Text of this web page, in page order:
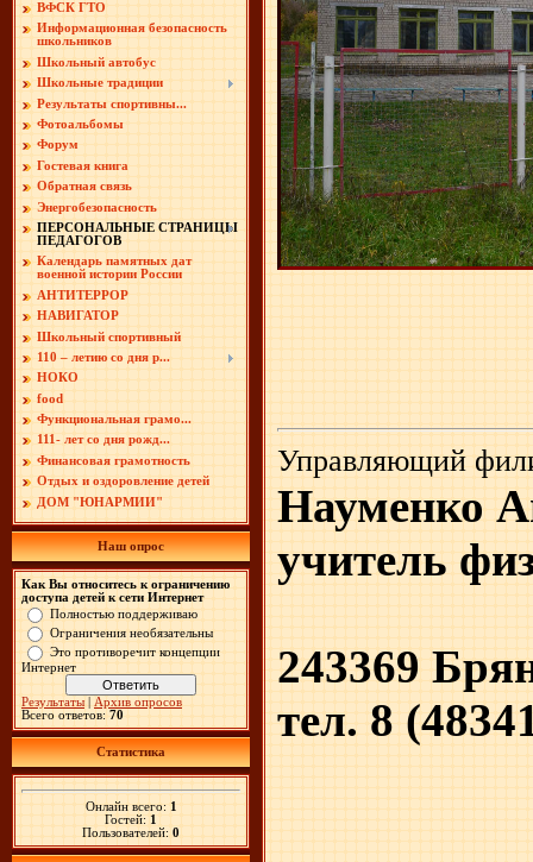
ВФСК ГТО
Информационная безопасность
школьников
Школьный автобус
Школьные традиции
Результаты спортивны...
Фотоальбомы
Форум
Гостевая книга
Обратная связь
Энергобезопасность
ПЕРСОНАЛЬНЫЕ СТРАНИЦЫ
ПЕДАГОГОВ
Календарь памятных дат
военной истории России
АНТИТЕРРОР
НАВИГАТОР
Школьный спортивный
110 – летию со дня р...
НОКО
food
Функциональная грамо...
111- лет со дня рожд...
Финансовая грамотность
Отдых и оздоровление детей
ДОМ "ЮНАРМИИ"
Наш опрос
Как Вы относитесь к ограничению
доступа детей к сети Интернет
Полностью поддерживаю
Ограничения необязательны
Это противоречит концепции
Интернет
Результаты
Архив опросов
Всего ответов: 70
Статистика
Онлайн всего: 1
Гостей: 1
Пользователей: 0
Управляющий
Науменко
учитель
243369
тел. 8